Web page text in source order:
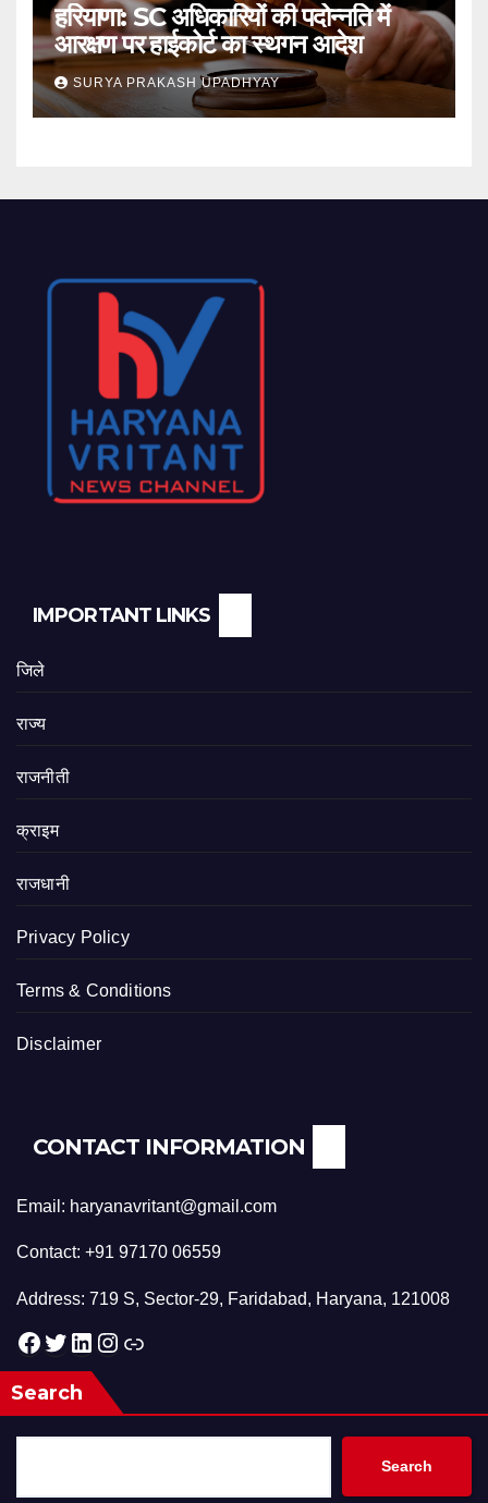
हरियाणा: SC अधिकारियों की पदोन्नति में
आरक्षण पर हाईकोर्ट का स्थगन आदेश
SURYA PRAKASH UPADHYAY
IMPORTANT LINKS
जिले
राज्य
राजनीती
क्राइम
राजधानी
Privacy Policy
Terms & Conditions
Disclaimer
CONTACT INFORMATION
Email: haryanavritant@gmail.com
Contact: +91 97170 06559
Address: 719 S, Sector-29, Faridabad, Haryana, 121008
Facebook Twitter LinkedIn Instagram Link
Search
Search